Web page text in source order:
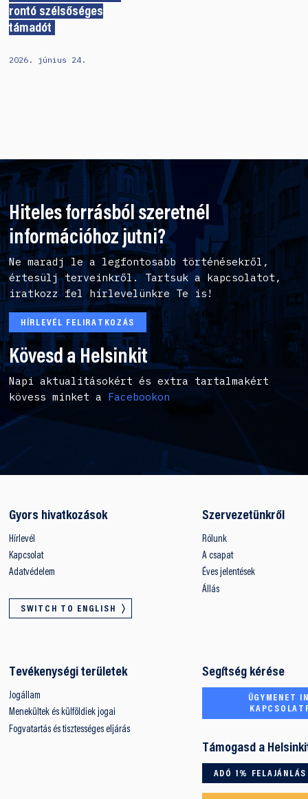
rontó szélsőséges
támadót
2026. június 24.
Hiteles forrásból szeretnél
információhoz jutni?
Ne maradj le a legfontosabb történésekről,
értesülj terveinkről. Tartsuk a kapcsolatot,
iratkozz fel hírlevelünkre Te is!
HÍRLEVÉL FELIRATKOZÁS
Kövesd a Helsinkit
Napi aktualitásokért és extra tartalmakért
kövess minket a Facebookon
Gyors hivatkozások
Hírlevél
Kapcsolat
Adatvédelem
SWITCH TO ENGLISH
Szervezetünkről
Rólunk
A csapat
Éves jelentések
Állás
Tevékenységi területek
Jogállam
Menekültek és külföldiek jogai
Fogvatartás és tisztességes eljárás
Segítség kérése
ÜGYMENET
Támogasd a
ADÓ 1% FELAJÁNLÁS